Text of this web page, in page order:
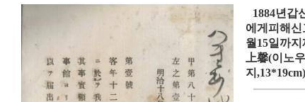
1884년갑
에게피해
월15일까
上馨(이노
지,13*19cm)